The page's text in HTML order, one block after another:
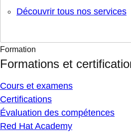
Découvrir tous nos services
Formation
Formations et
Cours et examens
Certifications
Évaluation des compétences
Red Hat Academy